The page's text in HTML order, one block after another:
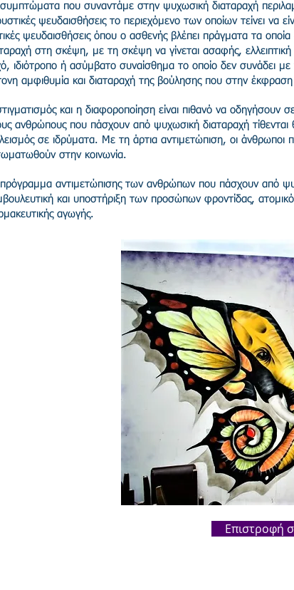
που συναντάμε στην ψυχωσική διαταραχή
ψευδαισθήσεις το περιεχόμενο των οποίων τείνει να
ψευδαισθήσεις όπου ο ασθενής βλέπει πράγματα τα οποία
στη σκέψη, με τη σκέψη να γίνεται ασαφής, ελλειπτική
ιδιότροπο ή ασύμβατο συναίσθημα το οποίο δεν συνάδει
αμφιθυμία και διαταραχή της βούλησης που στην
και η διαφοροποίηση είναι πιθανό να οδηγήσουν
ανθρώπους που πάσχουν από ψυχωσική διαταραχή
σε ιδρύματα. Με τη άρτια αντιμετώπιση, οι
στην κοινωνία.
αντιμετώπισης των ανθρώπων που πάσχουν από
και υποστήριξη των προσώπων φροντίδας,
αγωγής.
Επιστροφή